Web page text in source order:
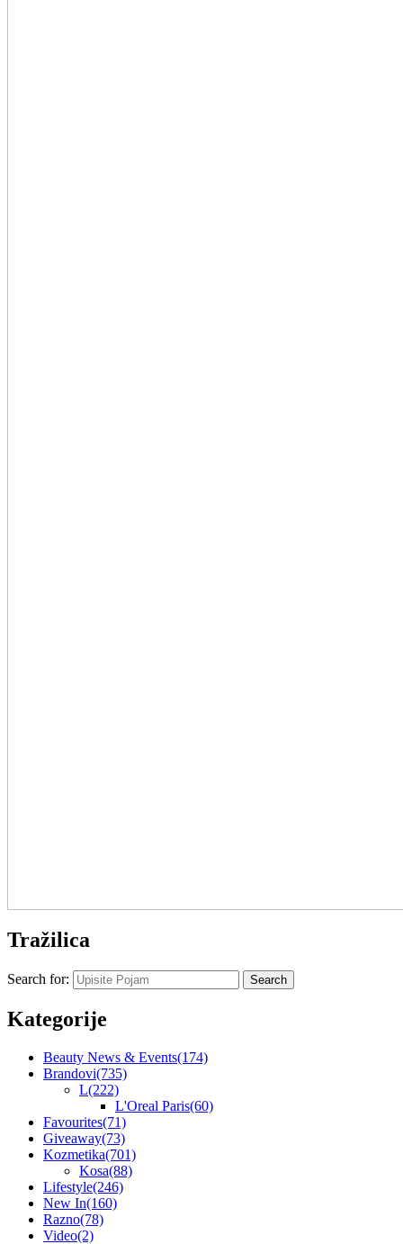
Tražilica
Search for:
Kategorije
Beauty News & Events(174)
Brandovi(735)
L(222)
L'Oreal Paris(60)
Favourites(71)
Giveaway(73)
Kozmetika(701)
Kosa(88)
Lifestyle(246)
New In(160)
Razno(78)
Video(2)